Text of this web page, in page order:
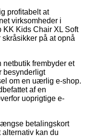
profitabelt at
virksomheder i
KK Kids Chair XL Soft
på at opnå
frembyder et
besynderligt
om en uærlig e-shop.
af en
uoprigtige e-
betalingskort
kan du